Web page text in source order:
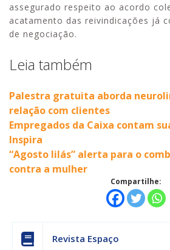
assegurado respeito ao acordo
acatamento das reivindicações já
de negociação.
Leia também
Palestra gratuita aborda
relação com clientes
Empregados da Caixa contam
Inspira
“Agosto lilás” alerta para o
contra a mulher
Compartilhe:
Revista Espaço